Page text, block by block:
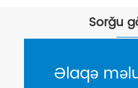
Sorğu
Əlaqə